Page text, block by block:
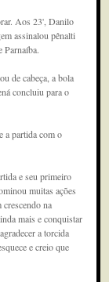
Aos 23', Danilo
assinalou pênalti
Parnaíba.
de cabeça, a bola
concluiu para o
a partida com o
e seu primeiro
muitas ações
na
mais e conquistar
a torcida
e creio que